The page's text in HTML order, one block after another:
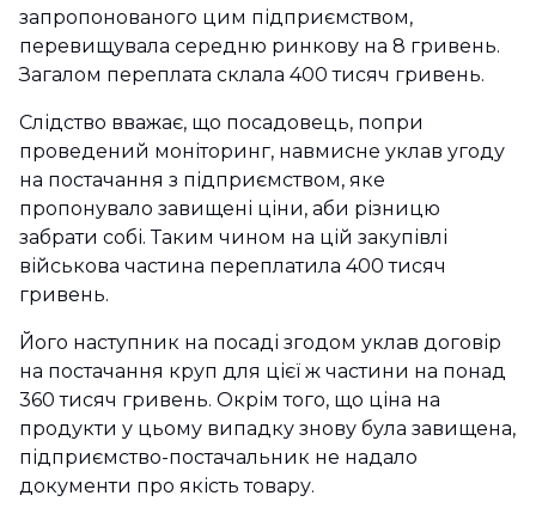
запропонованого цим підприємством,
перевищувала середню ринкову на 8 гривень.
Загалом переплата склала 400 тисяч гривень.
Слідство вважає, що посадовець, попри
проведений моніторинг, навмисне уклав угоду
на постачання з підприємством, яке
пропонувало завищені ціни, аби різницю
забрати собі. Таким чином на цій закупівлі
військова частина переплатила 400 тисяч
гривень.
Його наступник на посаді згодом уклав договір
на постачання круп для цієї ж частини на понад
360 тисяч гривень. Окрім того, що ціна на
продукти у цьому випадку знову була завищена,
підприємство-постачальник не надало
документи про якість товару.